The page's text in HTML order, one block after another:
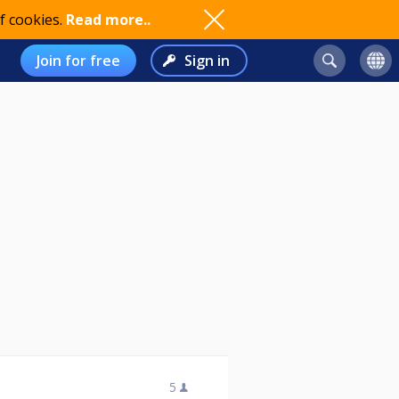
cookies. Read more..
Join for free Sign in
5